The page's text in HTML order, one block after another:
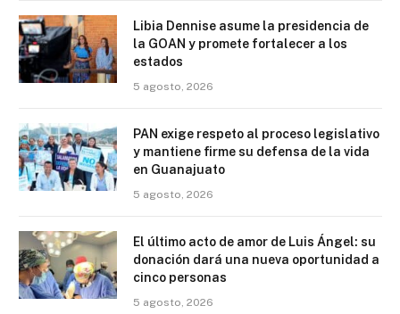
Libia Dennise asume la presidencia de
la GOAN y promete fortalecer a los
estados
5 agosto, 2026
PAN exige respeto al proceso legislativo
y mantiene firme su defensa de la vida
en Guanajuato
5 agosto, 2026
El último acto de amor de Luis Ángel: su
donación dará una nueva oportunidad a
cinco personas
5 agosto, 2026